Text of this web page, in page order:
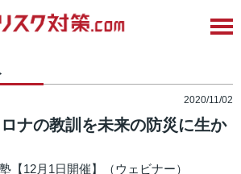
2020/11/02
ナの教訓を未来の防災に生か
【12月1日開催】（ウェビナー）